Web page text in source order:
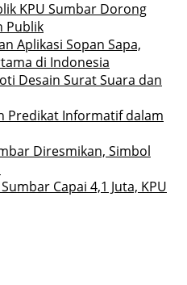
KPU Sumbar Dorong
Publik
Aplikasi Sopan Sapa,
di Indonesia
Desain Surat Suara dan
Predikat Informatif dalam
Diresmikan, Simbol
Capai 4,1 Juta, KPU